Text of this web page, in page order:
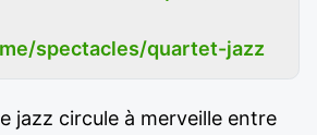
spectacles/quartet-jazz
jazz circule à merveille entre